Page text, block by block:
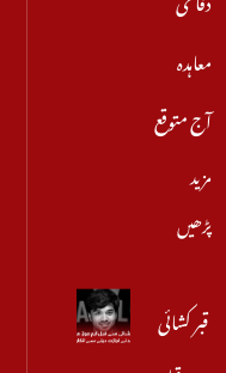
معاہدہ
آج متوقع
مزید
پڑھیں
قبر کشائی